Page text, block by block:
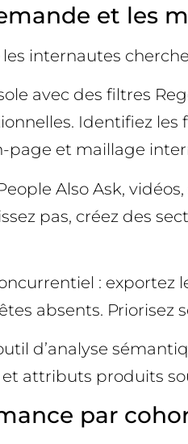
et les
internautes
avec des filtres
Identifiez
et maillage
Also Ask,
pas, créez des
:
absents.
d’analyse
attributs produits
par